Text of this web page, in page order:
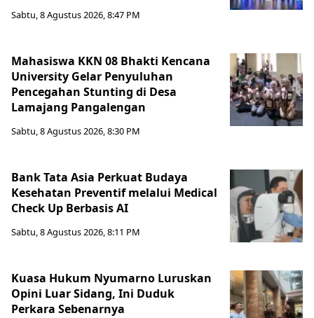
Sabtu, 8 Agustus 2026, 8:47 PM
Mahasiswa KKN 08 Bhakti Kencana
University Gelar Penyuluhan
Pencegahan Stunting di Desa
Lamajang Pangalengan
Sabtu, 8 Agustus 2026, 8:30 PM
Bank Tata Asia Perkuat Budaya
Kesehatan Preventif melalui Medical
Check Up Berbasis AI
Sabtu, 8 Agustus 2026, 8:11 PM
Kuasa Hukum Nyumarno Luruskan
Opini Luar Sidang, Ini Duduk
Perkara Sebenarnya ​